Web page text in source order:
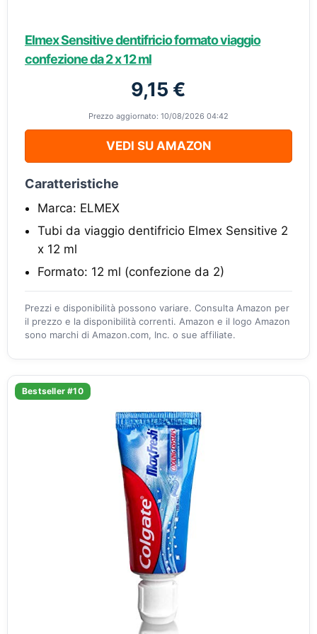
Elmex Sensitive dentifricio formato viaggio
confezione da 2 x 12 ml
9,15 €
Prezzo aggiornato: 10/08/2026 04:42
VEDI SU AMAZON
Caratteristiche
Marca: ELMEX
Tubi da viaggio dentifricio Elmex Sensitive 2
x 12 ml
Formato: 12 ml (confezione da 2)
Prezzi e disponibilità possono variare. Consulta Amazon per
il prezzo e la disponibilità correnti. Amazon e il logo Amazon
sono marchi di Amazon.com, Inc. o sue affiliate.
Bestseller #10